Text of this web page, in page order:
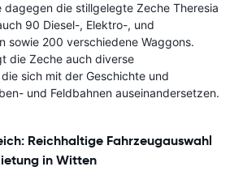
dagegen die stillgelegte Zeche Theresia
90 Diesel-, Elektro-, und
sowie 200 verschiedene Waggons.
die Zeche auch diverse
sich mit der Geschichte und
und Feldbahnen auseinandersetzen.
Reichhaltige Fahrzeugauswahl
in Witten